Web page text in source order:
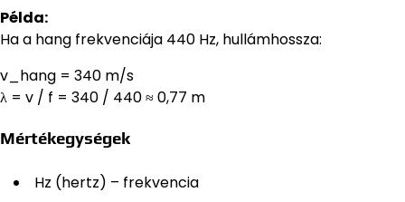
Példa:
Ha a hang frekvenciája 440 Hz, hullámhossza:
v_hang = 340 m/s
λ = v / f = 340 / 440 ≈ 0,77 m
Mértékegységek
Hz (hertz) – frekvencia